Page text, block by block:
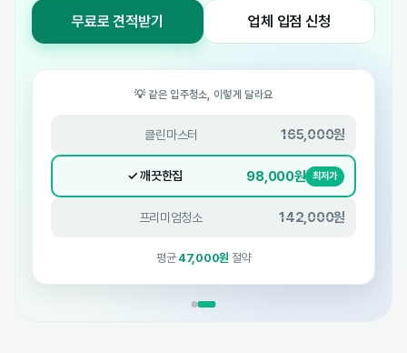
무료로 견적받기 업체 입점 신청
💡 같은 입주청소, 이렇게 달라요
클린마스터 165,000원
✓ 깨끗한집 98,000원 최저가
프리미엄청소 142,000원
평균 47,000원 절약